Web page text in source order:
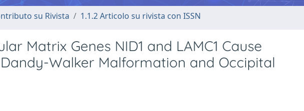
su Rivista 1.1.2 Articolo su rivista con ISSN
Matrix Genes NID1 and LAMC1 Cause
Walker Malformation and Occipital